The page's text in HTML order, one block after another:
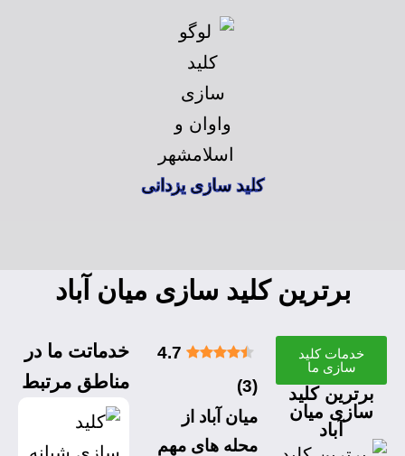
کلید سازی یزدانی
برترین کلید سازی میان آباد
خدمات کلید
سازی ما
برترین کلید
سازی میان
آباد
4.7
(
3
)
میان آباد از
محله های مهم
خدماتت ما در
مناطق مرتبط